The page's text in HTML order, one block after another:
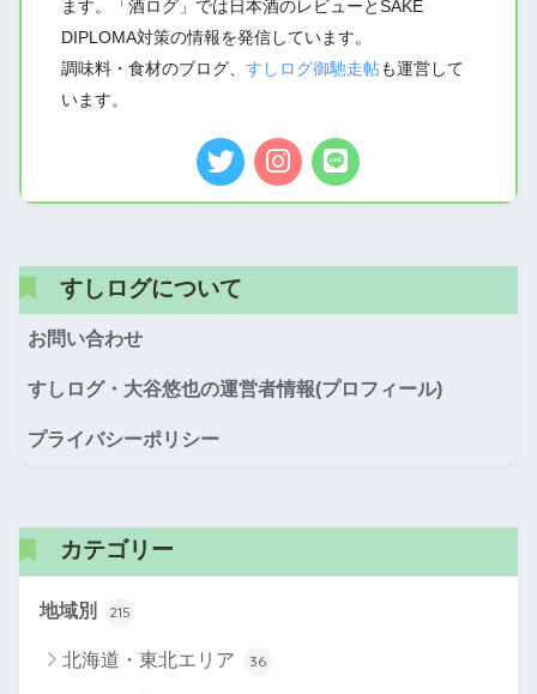
ます。「酒ログ」では日本酒のレビューとSAKE
DIPLOMA対策の情報を発信しています。
調味料・食材のブログ、 すしログ御馳走帖も運営して
います。
すしログについて
お問い合わせ
すしログ・大谷悠也の運営者情報(プロフィール)
プライバシーポリシー
カテゴリー
地域別 215
北海道・東北エリア 36